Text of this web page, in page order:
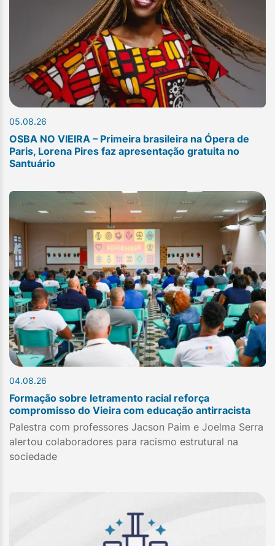
05.08.26
OSBA NO VIEIRA – Primeira brasileira na Ópera de
Paris, Lorena Pires faz apresentação gratuita no
Santuário
04.08.26
Formação sobre letramento racial reforça
compromisso do Vieira com educação antirracista
Palestra com professores Jacson Paim e Joelma Serra
alertou colaboradores para racismo estrutural na
sociedade